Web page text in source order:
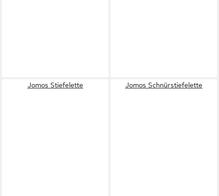
Jomos Stiefelette Jomos Schnürstiefelette